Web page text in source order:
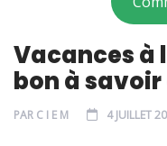
Vacances à
bon à
PAR C I E M 4 JUILLET